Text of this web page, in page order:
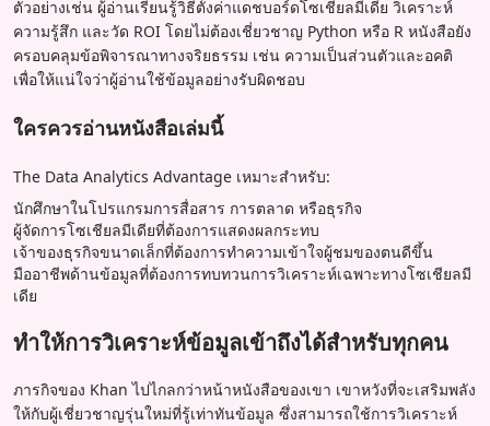
ตัวอย่างเช่น ผู้อ่านเรียนรู้วิธีตั้งค่าแดชบอร์ดโซเชียลมีเดีย วิเคราะห์
ความรู้สึก และวัด ROI โดยไม่ต้องเชี่ยวชาญ Python หรือ R หนังสือยัง
ครอบคลุมข้อพิจารณาทางจริยธรรม เช่น ความเป็นส่วนตัวและอคติ
เพื่อให้แน่ใจว่าผู้อ่านใช้ข้อมูลอย่างรับผิดชอบ
ใครควรอ่านหนังสือเล่มนี้
The Data Analytics Advantage เหมาะสำหรับ:
นักศึกษาในโปรแกรมการสื่อสาร การตลาด หรือธุรกิจ
ผู้จัดการโซเชียลมีเดียที่ต้องการแสดงผลกระทบ
เจ้าของธุรกิจขนาดเล็กที่ต้องการทำความเข้าใจผู้ชมของตนดีขึ้น
มืออาชีพด้านข้อมูลที่ต้องการทบทวนการวิเคราะห์เฉพาะทางโซเชียลมี
เดีย
ทำให้การวิเคราะห์ข้อมูลเข้าถึงได้สำหรับทุกคน
ภารกิจของ Khan ไปไกลกว่าหน้าหนังสือของเขา เขาหวังที่จะเสริมพลัง
ให้กับผู้เชี่ยวชาญรุ่นใหม่ที่รู้เท่าทันข้อมูล ซึ่งสามารถใช้การวิเคราะห์